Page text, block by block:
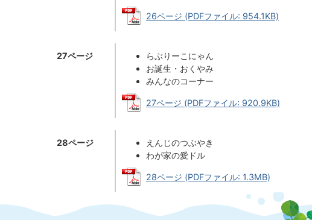
26ページ (PDFファイル: 954.1KB)
27ページ
らぶりーこにゃん
お誕生・おくやみ
みんなのコーナー
27ページ (PDFファイル: 920.9KB)
28ページ
えんじのつぶやき
わが家の愛ドル
28ページ (PDFファイル: 1.3MB)